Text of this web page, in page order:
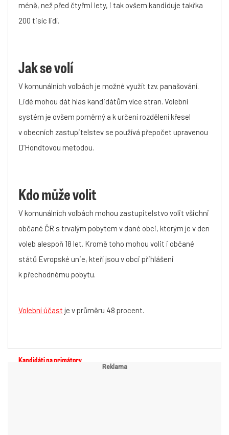
méně, než před čtyřmi lety, i tak ovšem kandiduje takřka
200 tisíc lidí.
Jak se volí
V komunálních volbách je možné využít tzv. panašování.
Lidé mohou dát hlas kandidátům více stran. Volební
systém je ovšem poměrný a k určení rozdělení křesel
v obecních zastupitelstev se používá přepočet upravenou
D’Hondtovou metodou.
Kdo může volit
V komunálních volbách mohou zastupitelstvo volit všichni
občané ČR s trvalým pobytem v dané obci, kterým je v den
voleb alespoň 18 let. Kromě toho mohou volit i občané
států Evropské unie, kteří jsou v obci přihlášeni
k přechodnému pobytu.
Volební účast je v průměru 48 procent.
Kandidáti na primátory